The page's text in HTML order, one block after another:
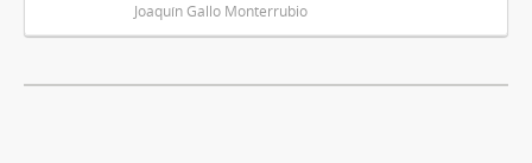
Joaquín Gallo Monterrubio